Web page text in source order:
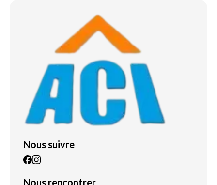
Nous suivre
Nous rencontrer